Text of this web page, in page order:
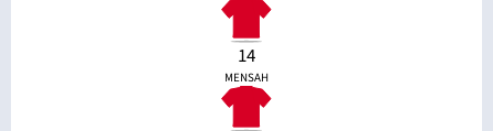
14
MENSAH